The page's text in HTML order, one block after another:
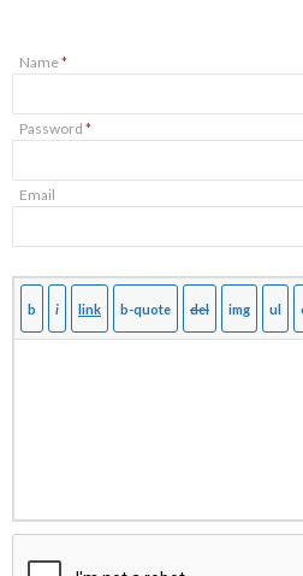
Name*
Password *
Email